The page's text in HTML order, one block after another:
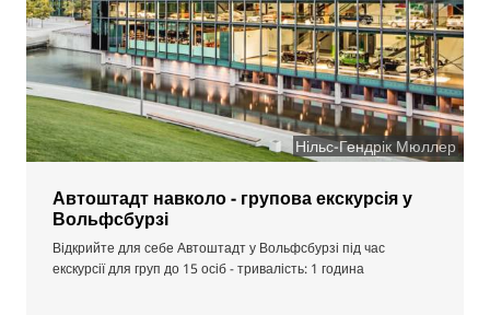
Нільс-Гендрік Мюллер
Автоштадт навколо - групова екскурсія у
Вольфсбурзі
Відкрийте для себе Автоштадт у Вольфсбурзі під час
екскурсії для груп до 15 осіб - тривалість: 1 година